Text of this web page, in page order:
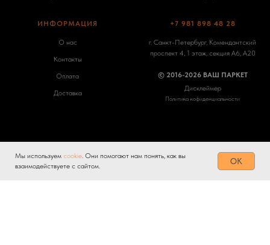
ИНФОРМАЦИЯ
О нас
Контакты
Оплата
Доставка
+7 981 898 48 28
г. Санкт-Петербург, Комендантский
проспект 4, 1 этаж, секция А6, А20
© 2016-2026 ВАШ ПАРКЕТ
Дисклеймер
Политика кофиденциальности
Мы используем cookie. Они помогают нам понять, как вы
взаимодействуете с сайтом.
OK
Made on Tilda